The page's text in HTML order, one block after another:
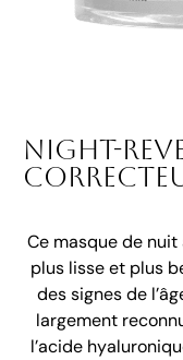
Night-
Ce masque de
plus lisse et plus
des signes de
largement
l’acide